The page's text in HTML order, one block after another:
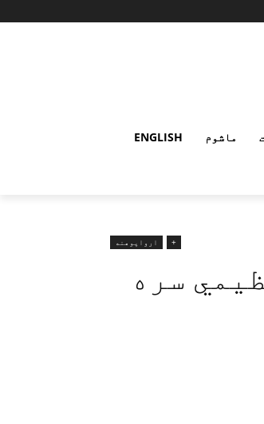
ماشوم ENGLISH
+ ارواپوهنه
سره